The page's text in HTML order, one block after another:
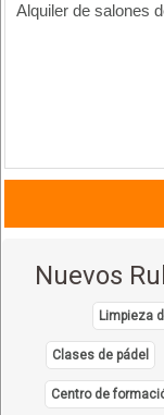
Alquiler de salones
Nuevos
Limpieza
Clases de pádel
Centro de